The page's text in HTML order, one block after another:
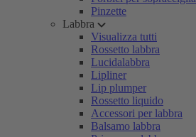
Pinzette
Labbra
Visualizza tutti
Rossetto labbra
Lucidalabbra
Lipliner
Lip plumper
Rossetto liquido
Accessori per labbra
Balsamo labbra